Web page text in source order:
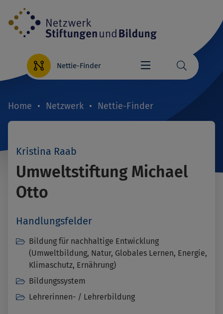
Direkt
zum
Inhalt
Nettie-Finder
Home Netzwerk Nettie-Finder
Kristina Raab
Umweltstiftung Michael
Otto
Handlungsfelder
Bildung für nachhaltige Entwicklung
(Umweltbildung, Natur, Globales Lernen, Energie,
Klimaschutz, Ernährung)
Bildungssystem
Lehrerinnen- / Lehrerbildung